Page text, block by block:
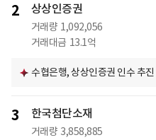
2 상상인증권
거래량 1,092,056
거래대금 13.1억
수협은행, 상상인증권 인수 추진
3 한국첨단소재
거래량 3,858,885